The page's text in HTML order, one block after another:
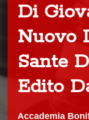
Di
Nuovo
Sante
Edito
Accademia